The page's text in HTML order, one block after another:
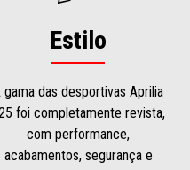
Estilo
gama das desportivas Aprilia
foi completamente revista,
com performance,
acabamentos, segurança e